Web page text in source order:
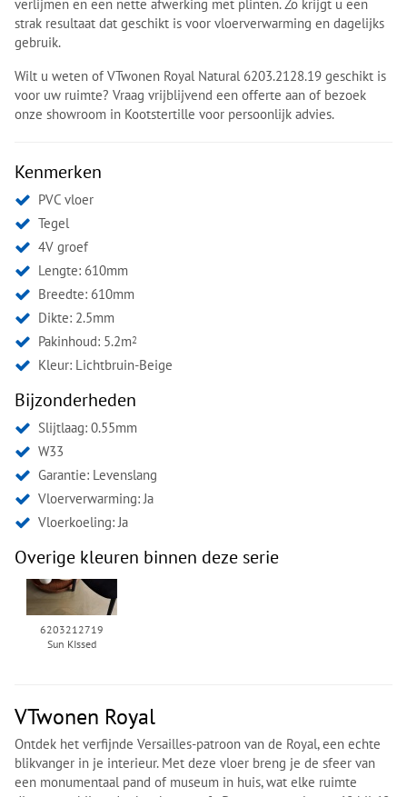
verlijmen en een nette afwerking met plinten. Zo krijgt u een
strak resultaat dat geschikt is voor vloerverwarming en dagelijks
gebruik.
Wilt u weten of VTwonen Royal Natural 6203.2128.19 geschikt is
voor uw ruimte? Vraag vrijblijvend een offerte aan of bezoek
onze showroom in Kootstertille voor persoonlijk advies.
Kenmerken
PVC vloer
Tegel
4V groef
Lengte: 610mm
Breedte: 610mm
Dikte: 2.5mm
Pakinhoud: 5.2m2
Kleur: Lichtbruin-Beige
Bijzonderheden
Slijtlaag: 0.55mm
W33
Garantie: Levenslang
Vloerverwarming: Ja
Vloerkoeling: Ja
Overige kleuren binnen deze serie
6203212719
Sun KIssed
VTwonen Royal
Ontdek het verfijnde Versailles-patroon van de Royal, een echte
blikvanger in je interieur. Met deze vloer breng je de sfeer van
een monumentaal pand of museum in huis, wat elke ruimte